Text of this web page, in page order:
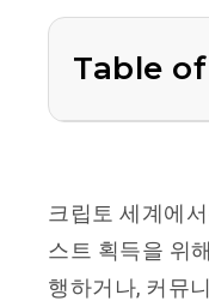
Table
크립토 세계에
스트 획득을 위
행하거나, 커뮤